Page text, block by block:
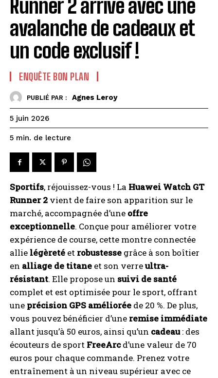
Runner 2 arrive avec une
avalanche de cadeaux et
un code exclusif !
ENQUÊTE BON PLAN
PUBLIÉ PAR : Agnes Leroy
5 juin 2026
5 min. de lecture
Sportifs, réjouissez-vous ! La Huawei Watch GT
Runner 2 vient de faire son apparition sur le
marché, accompagnée d’une offre
exceptionnelle. Conçue pour améliorer votre
expérience de course, cette montre connectée
allie légèreté et robustesse grâce à son boîtier
en alliage de titane et son verreultra-
résistant. Elle propose un suivi de santé
complet et est optimisée pour le sport, offrant
une précision GPS améliorée de 20 %. De plus,
vous pouvez bénéficier d’une remise immédiate
allant jusqu’à 50 euros, ainsi qu’un cadeau: des
écouteurs de sport FreeArcd’une valeur de 70
euros pour chaque commande. Prenez votre
entraînement à un niveau supérieur avec ce